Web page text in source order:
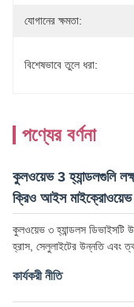
যোগানের ক্ষমতা:
বিশেষভাবে তুলে ধরা:
পণ্যের বর্ণনা
কুলওয়েভ 3 হ্যান্ডলগুলি
ক্রিও আইস মাইক্রোওয়েভ
কুলওয়েভ ৩ হ্যান্ডলস ডিভাইসটি
হ্রাস, সেলুলাইটের উন্নতি এবং
কার্যকরী নীতি